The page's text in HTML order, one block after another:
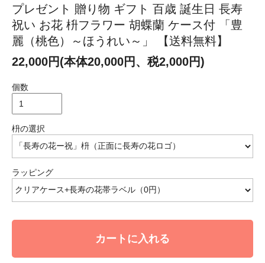
プレゼント 贈り物 ギフト 百歳 誕生日 長寿
祝い お花 枡フラワー 胡蝶蘭 ケース付 「豊
麗（桃色）～ほうれい～」 【送料無料】
22,000円(本体20,000円、税2,000円)
個数
枡の選択
ラッピング
カートに入れる